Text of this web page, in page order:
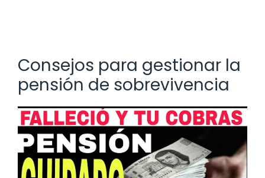
Consejos para gestionar la
pensión de sobrevivencia